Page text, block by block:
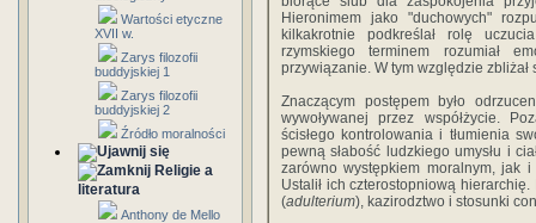
Wartości etyczne
XVII w.
Zarys filozofii
buddyjskiej 1
Zarys filozofii
buddyjskiej 2
Źródło moralności
Religie a
literatura
Anthony de Mello
Hieronimem jako "duchowych"
kilkakrotnie podkreślał rolę
rzymskiego terminem rozumiał
przywiązanie. W tym względzie
Znaczącym postępem było
wywoływanej przez współżycie.
ścisłego kontrolowania i tłumienia
pewną słabość ludzkiego umysłu i
zarówno występkiem moralnym, jak
Ustalił ich czterostopniową
(adulterium), kazirodztwo i stosunki